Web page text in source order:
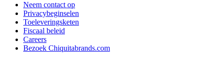
Neem contact op
Privacybeginselen
Toeleveringsketen
Fiscaal beleid
Careers
Bezoek Chiquitabrands.com